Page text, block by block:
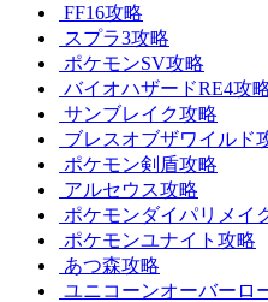
FF16攻略
スプラ3攻略
ポケモンSV攻略
バイオハザードRE4攻
サンブレイク攻略
ブレスオブザワイルド
ポケモン剣盾攻略
アルセウス攻略
ポケモンダイパリメイ
ポケモンユナイト攻略
あつ森攻略
ユニコーンオーバーロ